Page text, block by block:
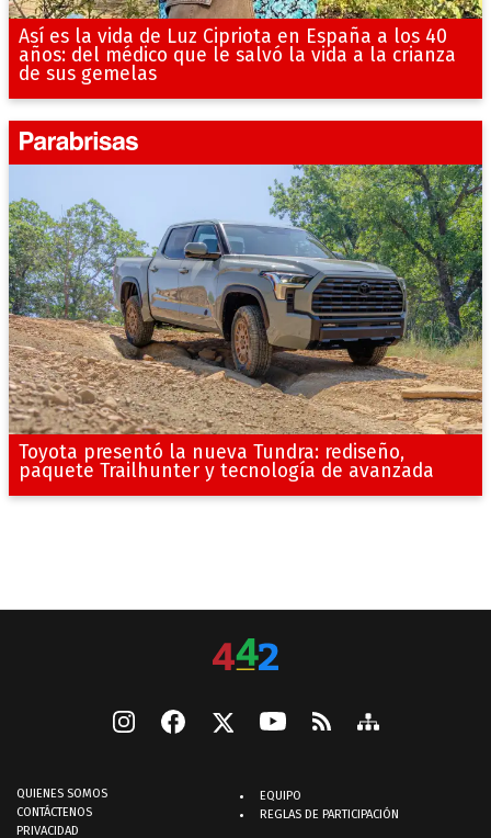
Así es la vida de Luz Cipriota en España a los 40
años: del médico que le salvó la vida a la crianza
de sus gemelas
Toyota presentó la nueva Tundra: rediseño,
paquete Trailhunter y tecnología de avanzada
QUIENES SOMOS
CONTÁCTENOS
PRIVACIDAD
EQUIPO
REGLAS DE PARTICIPACIÓN